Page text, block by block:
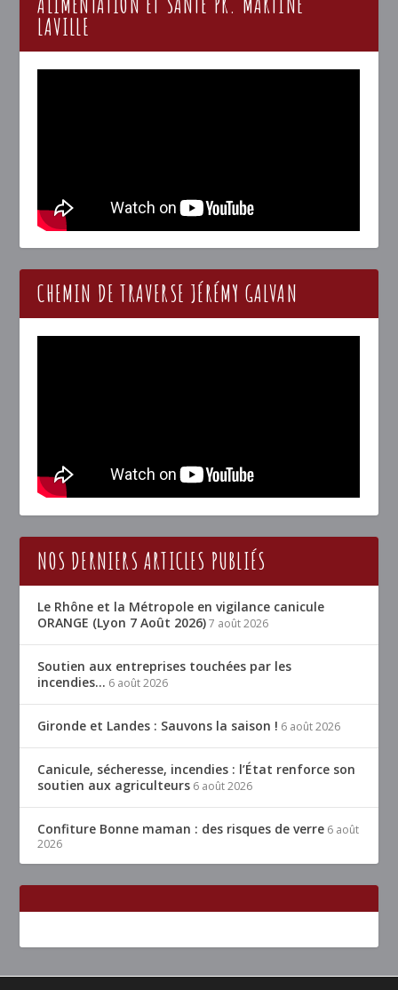
LAVILLE
CHEMIN DE TRAVERSE JÉRÉMY GALVAN
NOS DERNIERS ARTICLES PUBLIÉS
Le Rhône et la Métropole en vigilance canicule
ORANGE (Lyon 7 Août 2026) 7 août 2026
Soutien aux entreprises touchées par les
incendies… 6 août 2026
Gironde et Landes : Sauvons la saison ! 6 août 2026
Canicule, sécheresse, incendies : l’État renforce son
soutien aux agriculteurs 6 août 2026
Confiture Bonne maman : des risques de verre 6 août
2026